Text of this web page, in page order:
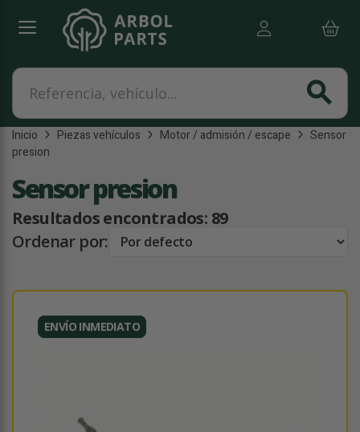
Referencia, vehículo...
search
Inicio Piezas vehículos Motor / admisión / escape
Sensor
presion
Sensor presion
Resultados encontrados: 89
Ordenar por:
ENVÍO INMEDIATO